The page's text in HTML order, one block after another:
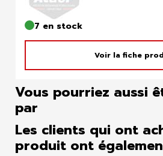
7 en stock
Voir la fiche
Vous pourriez aussi
par
Les clients qui ont
produit ont